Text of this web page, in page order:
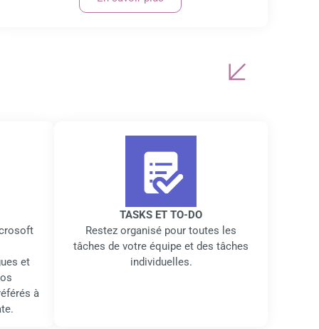
et
à
TASKS ET TO-DO
Restez organisé pour toutes les
tâches de votre équipe et des tâches
individuelles.